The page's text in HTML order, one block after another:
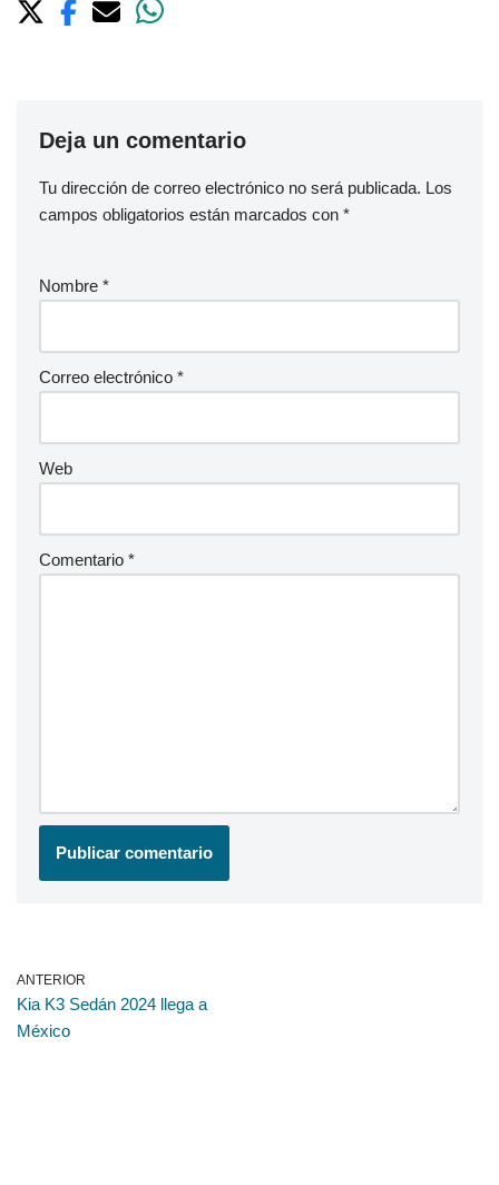
Deja un comentario
Tu dirección de correo electrónico no será publicada. Los
campos obligatorios están marcados con *
Nombre *
Correo electrónico *
Web
Comentario *
ANTERIOR
Kia K3 Sedán 2024 llega a
México